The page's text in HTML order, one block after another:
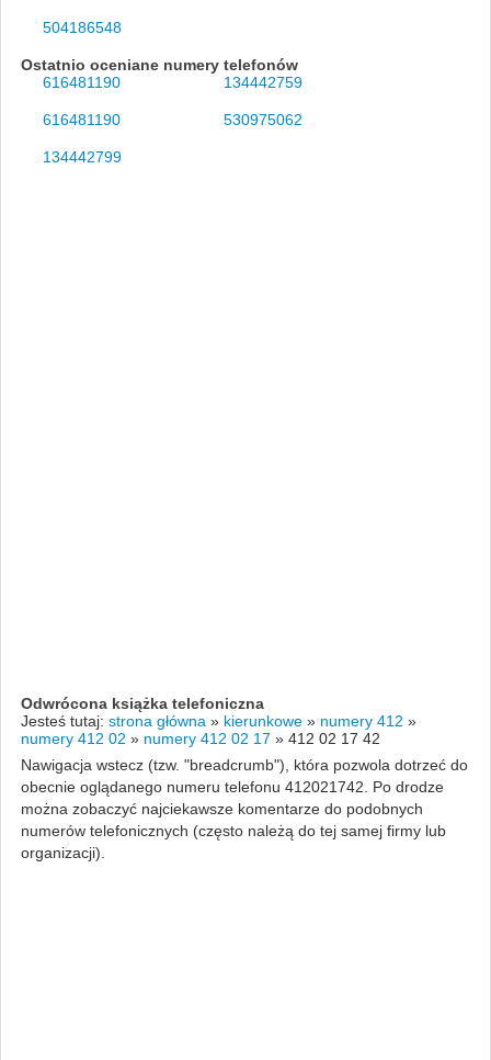
504186548
Ostatnio oceniane numery telefonów
616481190
134442759
616481190 530975062
134442799
Odwrócona książka telefoniczna
Jesteś tutaj: strona główna » kierunkowe » numery 412 »
numery 412 02 » numery 412 02 17 » 412 02 17 42
Nawigacja wstecz (tzw. "breadcrumb"), która pozwola dotrzeć do
obecnie oglądanego numeru telefonu 412021742. Po drodze
można zobaczyć najciekawsze komentarze do podobnych
numerów telefonicznych (często należą do tej samej firmy lub
organizacji).